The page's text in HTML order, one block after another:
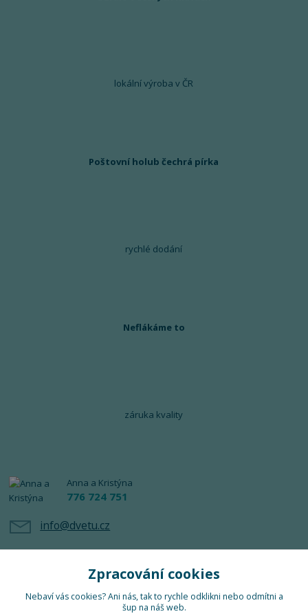
lokální výroba v ČR
Poštovní holub čechrá pírka
rychlé dodání
Neflákáme to
záruka kvality
Anna a Kristýna
776 724 751
info@dvetu.cz
Zpracování cookies
Nebaví vás cookies? Ani nás, tak to rychle odklikni nebo odmítni a
šup na náš web.